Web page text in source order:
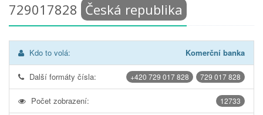
729017828 Česká republika
Kdo to volá: Komerční banka
729 017 828
+420 729 017 828
Další formáty čísla:
12733
Počet zobrazení: